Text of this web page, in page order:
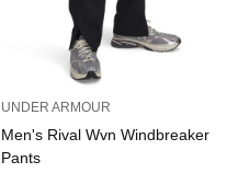
UNDER ARMOUR
Men's Rival Wvn Windbreaker
Pants